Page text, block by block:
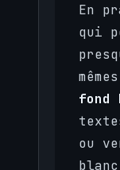
En
qui
fond
ou